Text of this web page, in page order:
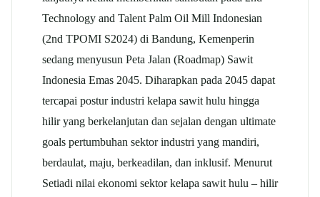
Technology and Talent Palm Oil Mill Indonesian
(2nd TPOMI S2024) di Bandung, Kemenperin
sedang menyusun Peta Jalan (Roadmap) Sawit
Indonesia Emas 2045. Diharapkan pada 2045 dapat
tercapai postur industri kelapa sawit hulu hingga
hilir yang berkelanjutan dan sejalan dengan ultimate
goals pertumbuhan sektor industri yang mandiri,
berdaulat, maju, berkeadilan, dan inklusif. Menurut
Setiadi nilai ekonomi sektor kelapa sawit hulu – hilir